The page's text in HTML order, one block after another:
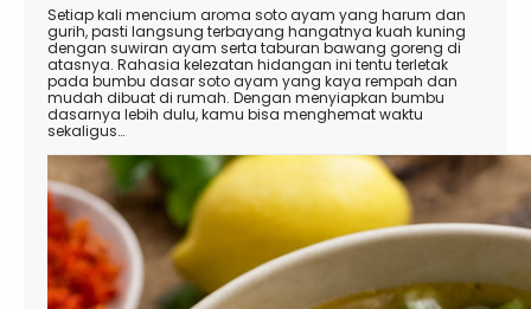
Setiap kali mencium aroma soto ayam yang harum dan
gurih, pasti langsung terbayang hangatnya kuah kuning
dengan suwiran ayam serta taburan bawang goreng di
atasnya. Rahasia kelezatan hidangan ini tentu terletak
pada bumbu dasar soto ayam yang kaya rempah dan
mudah dibuat di rumah. Dengan menyiapkan bumbu
dasarnya lebih dulu, kamu bisa menghemat waktu
sekaligus…